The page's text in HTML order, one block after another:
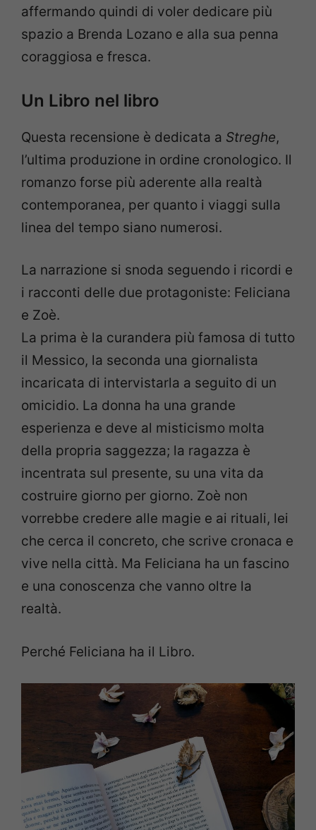
affermando quindi di voler dedicare più
spazio a Brenda Lozano e alla sua penna
coraggiosa e fresca.
Un Libro nel libro
Questa recensione è dedicata a Streghe,
l’ultima produzione in ordine cronologico. Il
romanzo forse più aderente alla realtà
contemporanea, per quanto i viaggi sulla
linea del tempo siano numerosi.
La narrazione si snoda seguendo i ricordi e
i racconti delle due protagoniste: Feliciana
e Zoè.
La prima è la curandera più famosa di tutto
il Messico, la seconda una giornalista
incaricata di intervistarla a seguito di un
omicidio. La donna ha una grande
esperienza e deve al misticismo molta
della propria saggezza; la ragazza è
incentrata sul presente, su una vita da
costruire giorno per giorno. Zoè non
vorrebbe credere alle magie e ai rituali, lei
che cerca il concreto, che scrive cronaca e
vive nella città. Ma Feliciana ha un fascino
e una conoscenza che vanno oltre la
realtà.
Perché Feliciana ha il Libro.